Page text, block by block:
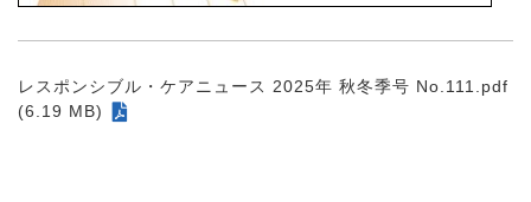
レスポンシブル・ケアニュース 2025年 秋冬季号 No.111.pdf
(6.19 MB)